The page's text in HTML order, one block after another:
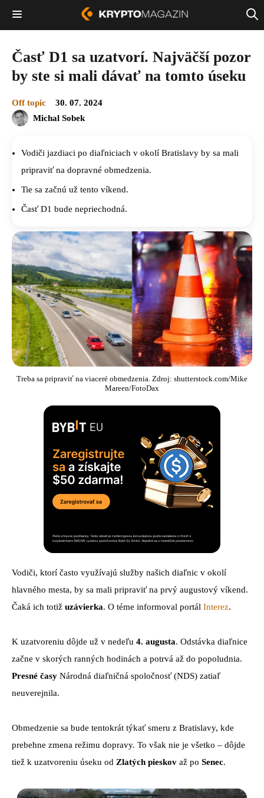
Časť D1 sa uzatvorí. Najväčší pozor
by ste si mali dávať na tomto úseku
Off topic
30. 07. 2024
Michal Sobek
Vodiči jazdiaci po diaľniciach v okolí Bratislavy by sa mali
pripraviť na dopravné obmedzenia.
Tie sa začnú už tento víkend.
Časť D1 bude nepriechodná.
Treba sa pripraviť na viaceré obmedzenia. Zdroj: shutterstock.com/Mike
Mareen/FotoDax
Vodiči, ktorí často využívajú služby našich diaľnic v okolí
hlavného mesta, by sa mali pripraviť na prvý augustový víkend.
Čaká ich totiž uzávierka. O téme informoval portál Interez.
K uzatvoreniu dôjde už v nedeľu 4. augusta. Odstávka diaľnice
začne v skorých ranných hodinách a potrvá až do popoludnia.
Presné časy Národná diaľničná spoločnosť (NDS) zatiaľ
neuverejnila.
Obmedzenie sa bude tentokrát týkať smeru z Bratislavy, kde
prebehne zmena režimu dopravy. To však nie je všetko – dôjde
tiež k uzatvoreniu úseku od Zlatých pieskov až po Senec.